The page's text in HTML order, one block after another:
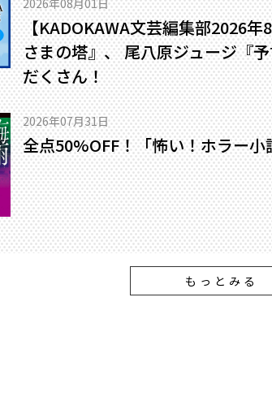
2026年08月01日
【KADOKAWA文芸編集部2026
さまの塔』、 尾八原ジュージ『
だくさん！
2026年07月31日
全点50%OFF！「怖い！ホラー
もっとみる